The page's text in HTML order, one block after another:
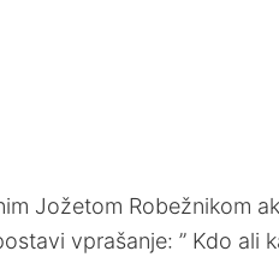
Jožetom Robežnikom
vprašanje: ” Kdo ali